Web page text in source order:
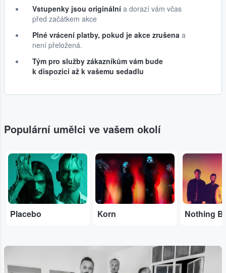
Vstupenky jsou originální a dorazí vám včas
před začátkem akce
Plné vrácení platby, pokud je akce zrušena a
není přeložená.
Tým pro služby zákazníkům vám bude
k dispozici až k vašemu sedadlu
Populární umělci ve vašem okolí
...
Placebo
...
Korn
...